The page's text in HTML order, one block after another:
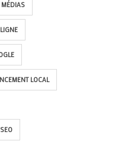
MÉDIAS
LOCAL
SEO